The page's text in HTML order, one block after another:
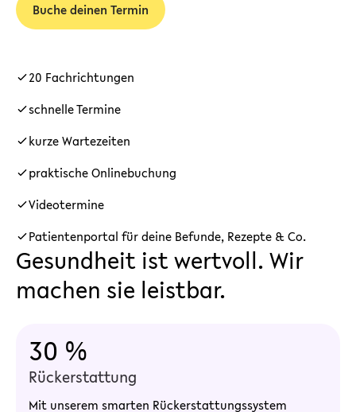
Buche deinen Termin
20 Fachrichtungen
schnelle Termine
kurze Wartezeiten
praktische Onlinebuchung
Videotermine
Patientenportal für deine Befunde, Rezepte & Co.
Gesundheit ist wertvoll. Wir
machen sie leistbar.
30 %
Rückerstattung
Mit unserem smarten Rückerstattungssystem